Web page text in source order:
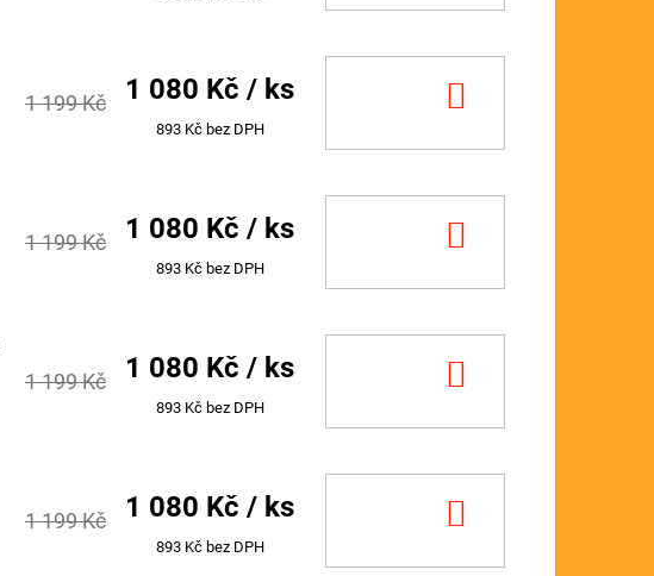
1 199 Kč 1 080 Kč / ks
893 Kč bez DPH
1 199 Kč 1 080 Kč / ks
893 Kč bez DPH
1 199 Kč 1 080 Kč / ks
893 Kč bez DPH
1 199 Kč 1 080 Kč / ks
893 Kč bez DPH